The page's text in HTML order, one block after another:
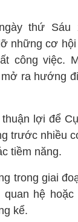
thứ Sáu
những cơ
công việc.
ra hướng
lợi để
trước nhiều
tiềm năng.
trong giai
hệ
kể.